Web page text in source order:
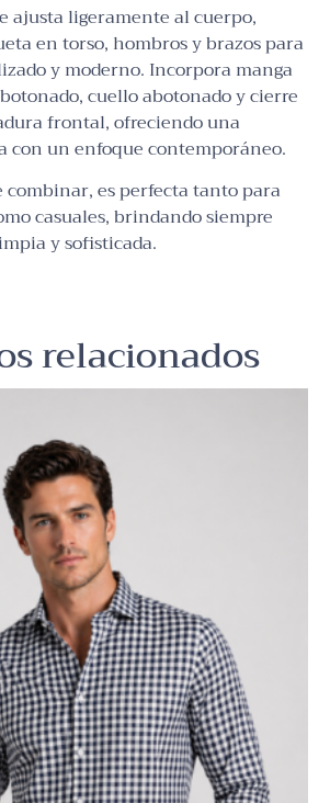
ajusta ligeramente al cuerpo,
en torso, hombros y brazos para
y moderno. Incorpora manga
cuello abotonado y cierre
frontal, ofreciendo una
con un enfoque contemporáneo.
es perfecta tanto para
casuales, brindando siempre
y sofisticada.
relacionados